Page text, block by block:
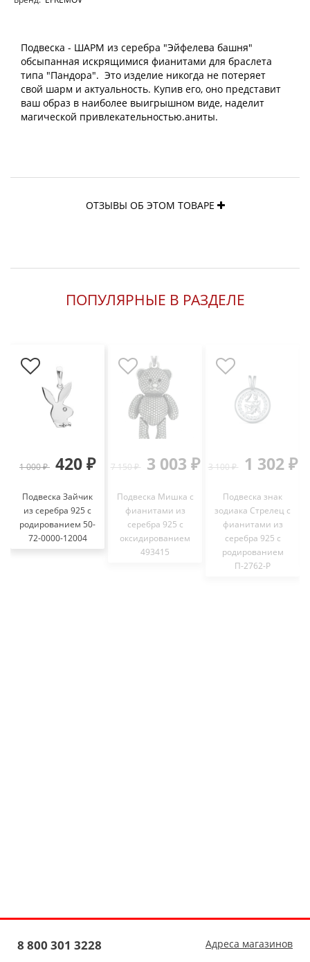
Подвеска - ШАРМ из серебра "Эйфелева башня"
обсыпанная искрящимися фианитами для браслета
типа "Пандора". Это изделие никогда не потеряет
свой шарм и актуальность. Купив его, оно представит
ваш образ в наиболее выигрышном виде, наделит
магической привлекательностью.аниты.
ОТЗЫВЫ ОБ ЭТОМ ТОВАРЕ
ПОПУЛЯРНЫЕ В РАЗДЕЛЕ
1 000 ₽ 420 ₽
Подвеска Зайчик
из серебра 925 с
родированием 50-
72-0000-12004
7 150 ₽ 3 003 ₽
Подвеска Мишка с
фианитами из
серебра 925 с
оксидированием
493415
3 100 ₽ 1 302 ₽
Подвеска знак
зодиака Стрелец с
фианитами из
серебра 925 с
родированием
П-2762-Р
8 800 301 3228 Адреса магазинов